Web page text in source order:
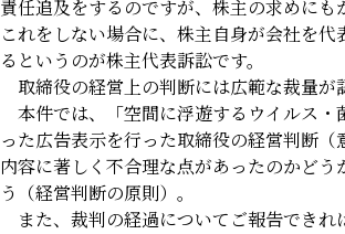
責任追及をするのですが、株主の求めにも
これをしない場合に、株主自身が会社を
るというのが株主代表訴訟です。
取締役の経営上の判断には広範な裁量が
本件では、「空間に浮遊するウイルス・
った広告表示を行った取締役の経営判断（
内容に著しく不合理な点があったのかどう
う（経営判断の原則）。
また、裁判の経過についてご報告できれ